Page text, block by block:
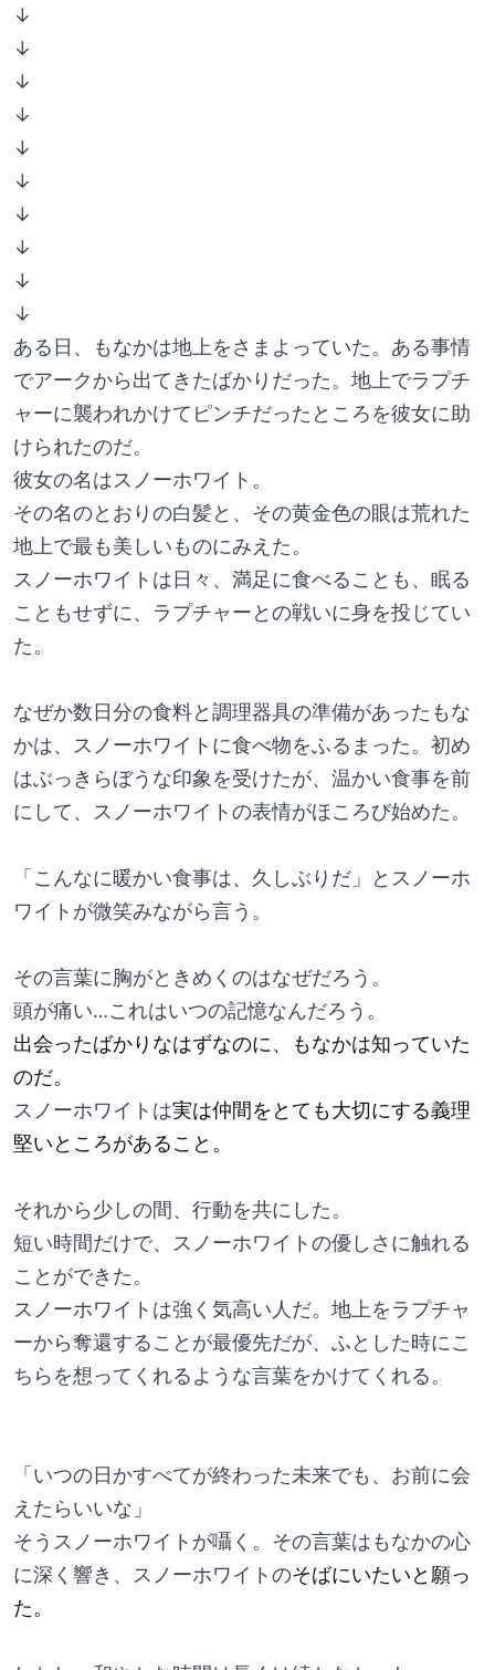
↓
↓
↓
↓
↓
↓
↓
↓
↓
↓
ある日、もなかは地上をさまよっていた。ある事情
でアークから出てきたばかりだった。地上でラプチ
ャーに襲われかけてピンチだったところを彼女に助
けられたのだ。
彼女の名はスノーホワイト。
その名のとおりの白髪と、その黄金色の眼は荒れた
地上で最も美しいものにみえた。
スノーホワイトは日々、満足に食べることも、眠る
こともせずに、ラプチャーとの戦いに身を投じてい
た。
なぜか数日分の食料と調理器具の準備があったもな
かは、スノーホワイトに食べ物をふるまった。初め
はぶっきらぼうな印象を受けたが、温かい食事を前
にして、スノーホワイトの表情がほころび始めた。
「こんなに暖かい食事は、久しぶりだ」とスノーホ
ワイトが微笑みながら言う。
その言葉に胸がときめくのはなぜだろう。
頭が痛い…これはいつの記憶なんだろう。
出会ったばかりなはずなのに、もなかは知っていた
のだ。
スノーホワイトは実は仲間をとても大切にする義理
堅いところがあること。
それから少しの間、行動を共にした。
短い時間だけで、スノーホワイトの優しさに触れる
ことができた。
スノーホワイトは強く気高い人だ。地上をラプチャ
ーから奪還することが最優先だが、ふとした時にこ
ちらを想ってくれるような言葉をかけてくれる。
「いつの日かすべてが終わった未来でも、お前に会
えたらいいな」
そうスノーホワイトが囁く。その言葉はもなかの心
に深く響き、スノーホワイトのそばにいたいと願っ
た。